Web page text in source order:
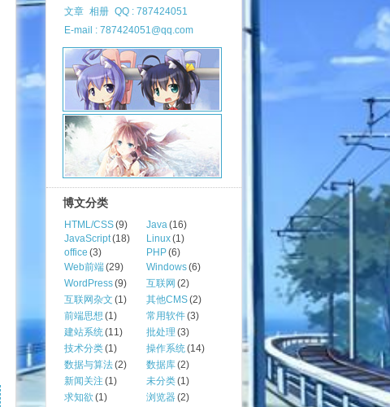
文章 相册 QQ : 787424051
E-mail : 787424051@qq.com
博文分类
HTML/CSS(9) Java(16)
JavaScript(18) Linux(1)
office (3) PHP(6)
Web前端(29) Windows(6)
WordPress(9) 互联网 (2)
互联网杂文 (1) 其他CMS(2)
前端思想 (1) 常用软件(3)
建站系统(11) 批处理 (3)
技术分类(1) 操作系统(14)
数据与算法(2) 数据库(2)
新闻关注 (1) 未分类(1)
求知欲 (1) 浏览器(2)